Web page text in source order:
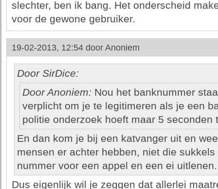
slechter, ben ik bang. Het onderscheid
voor de gewone gebruiker.
19-02-2013, 12:54 door Anoniem
Door SirDice:
Door Anoniem: Nou het banknummer
verplicht om je te legitimeren als je een
politie onderzoek hoeft maar 5 seconden
En dan kom je bij een katvanger uit en
mensen er achter hebben, niet die
nummer voor een appel en een ei uitlenen.
Dus eigenlijk wil je zeggen dat allerlei